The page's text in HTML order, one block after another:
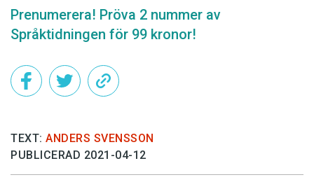
Prenumerera! Pröva 2 nummer av
Språktidningen för 99 kronor!
TEXT: ANDERS SVENSSON
PUBLICERAD 2021-04-12